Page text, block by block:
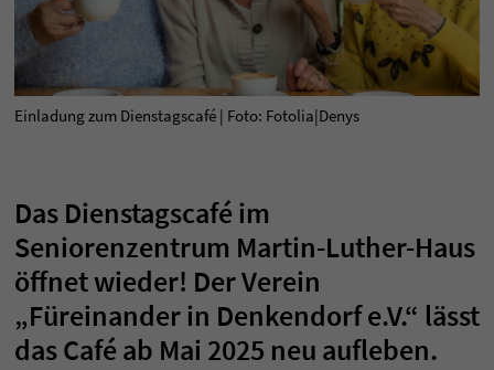
Einladung zum Dienstagscafé | Foto: Fotolia|Denys
Das Dienstagscafé im
Seniorenzentrum Martin-Luther-Haus
öffnet wieder! Der Verein
„Füreinander in Denkendorf e.V.“ lässt
das Café ab Mai 2025 neu aufleben.